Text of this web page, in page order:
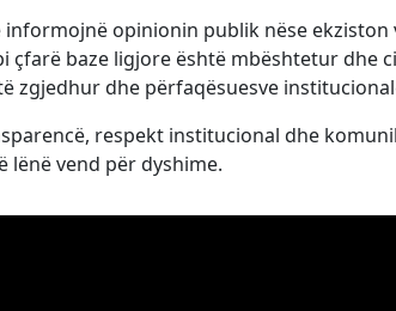
informojnë opinionin publik nëse ekziston
çfarë baze ligjore është mbështetur dhe
zgjedhur dhe përfaqësuesve
respekt institucional dhe
lënë vend për dyshime.